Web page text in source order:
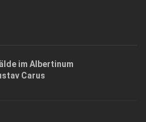
im Albertinum
Carus